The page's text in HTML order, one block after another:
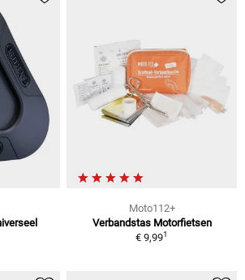
Moto112+
Verbandstas Motorfietsen
€ 9,991